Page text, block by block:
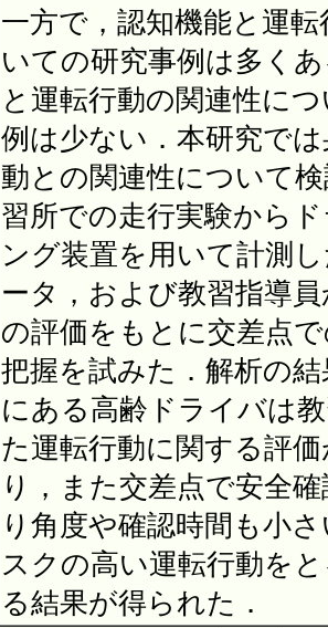
一方で，認知機能と運
いての研究事例は多く
と運転行動の関連性に
例は少ない．本研究で
動との関連性について
習所での走行実験から
ング装置を用いて計測
ータ，および教習指導
の評価をもとに交差点
把握を試みた．解析の
にある高齢ドライバは
た運転行動に関する評
り，また交差点で安全
り角度や確認時間も小
スクの高い運転行動を
る結果が得られた．